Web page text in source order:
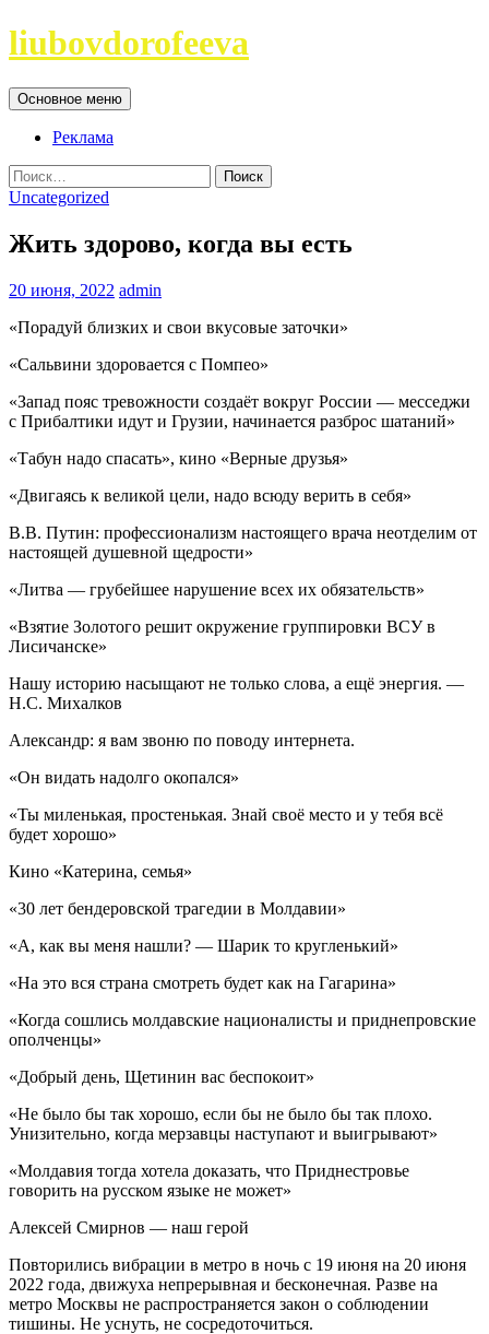
Перейти
к
liubovdorofeeva
Поиск
Основное меню
Реклама
Найти:
Uncategorized
Жить здорово, когда вы есть
20 июня, 2022 admin
«Порадуй близких и свои вкусовые заточки»
«Сальвини здоровается с Помпео»
«Запад пояс тревожности создаёт вокруг России — месседжи
с Прибалтики идут и Грузии, начинается разброс шатаний»
«Табун надо спасать», кино «Верные друзья»
«Двигаясь к великой цели, надо всюду верить в себя»
В.В. Путин: профессионализм настоящего врача неотделим от
настоящей душевной щедрости»
«Литва — грубейшее нарушение всех их обязательств»
«Взятие Золотого решит окружение группировки ВСУ в
Лисичанске»
Нашу историю насыщают не только слова, а ещё энергия. —
Н.С. Михалков
Александр: я вам звоню по поводу интернета.
«Он видать надолго окопался»
«Ты миленькая, простенькая. Знай своё место и у тебя всё
будет хорошо»
Кино «Катерина, семья»
«30 лет бендеровской трагедии в Молдавии»
«А, как вы меня нашли? — Шарик то кругленький»
«На это вся страна смотреть будет как на Гагарина»
«Когда сошлись молдавские националисты и приднепровские
ополченцы»
«Добрый день, Щетинин вас беспокоит»
«Не было бы так хорошо, если бы не было бы так плохо.
Унизительно, когда мерзавцы наступают и выигрывают»
«Молдавия тогда хотела доказать, что Приднестровье
говорить на русском языке не может»
Алексей Смирнов — наш герой
Повторились вибрации в метро в ночь с 19 июня на 20 июня
2022 года, движуха непрерывная и бесконечная. Разве на
метро Москвы не распространяется закон о соблюдении
тишины. Не уснуть, не сосредоточиться.